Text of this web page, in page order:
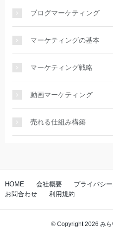
ブログマーケティング
マーケティングの基本
マーケティング戦略
動画マーケティング
売れる仕組み構築
HOME 会社概要 プライバシ
お問合わせ
利用規約
© Copyright 2026 みら